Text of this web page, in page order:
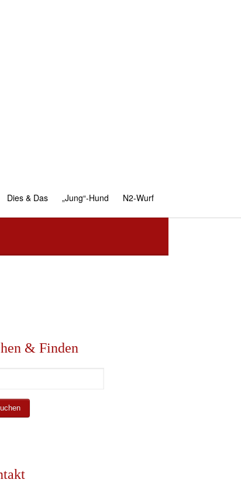
Dies & Das „Jung“-Hund N2-Wurf
& Finden